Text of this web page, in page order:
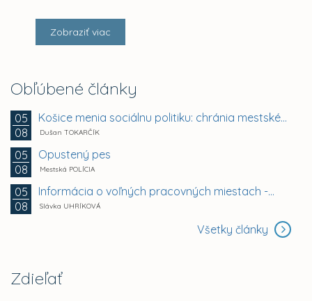
Zobraziť viac
Obľúbené články
05
08
Košice menia sociálnu politiku: chránia mestské byty...
Dušan TOKARČÍK
05
08
Opustený pes
Mestská POLÍCIA
05
08
Informácia o voľných pracovných miestach -...
Slávka UHRÍKOVÁ
Všetky články
Zdieľať